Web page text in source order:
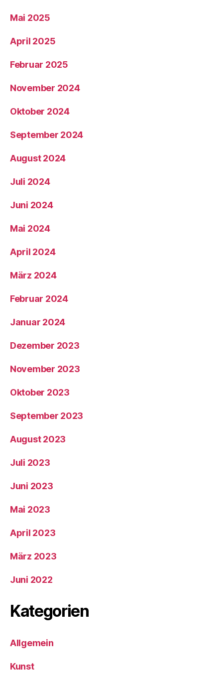
Mai 2025
April 2025
Februar 2025
November 2024
Oktober 2024
September 2024
August 2024
Juli 2024
Juni 2024
Mai 2024
April 2024
März 2024
Februar 2024
Januar 2024
Dezember 2023
November 2023
Oktober 2023
September 2023
August 2023
Juli 2023
Juni 2023
Mai 2023
April 2023
März 2023
Juni 2022
Kategorien
Allgemein
Kunst